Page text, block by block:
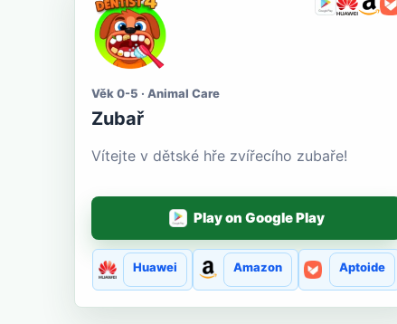
Věk 0-5 · Animal Care
Zubař
Vítejte v dětské hře zvířecího zubaře!
Play on Google Play
Huawei Amazon Aptoide